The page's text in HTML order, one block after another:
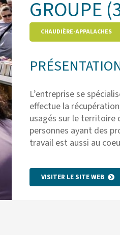
GROUPE
CHAUDIÈRE-APPALACHES
L’entreprise se
effectue la
usagés sur le territoire
personnes ayant des
travail est aussi au
VISITER LE SITE WEB